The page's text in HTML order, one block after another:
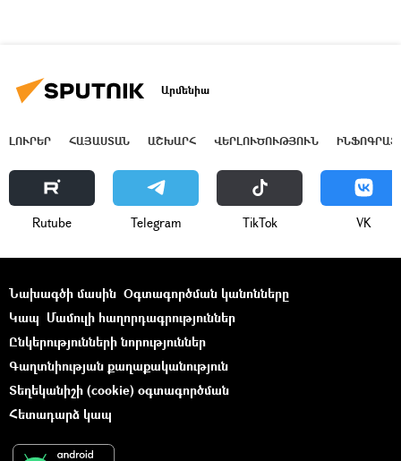
Արմենիա
ԼՈՒՐԵՐ ՀԱՅԱՍՏԱՆ ԱՇԽԱՐՀ ՎԵՐԼՈՒԾՈՒԹՅՈՒՆ
Rutube Telegram ТikТоk VK
Նախագծի մասին Օգտագործման կանոնները
Կապ Մամուլի հաղորդագրություններ
Ընկերությունների նորություններ
Գաղտնիության քաղաքականություն
Տեղեկանիշի (cookie) օգտագործման
Հետադարձ կապ